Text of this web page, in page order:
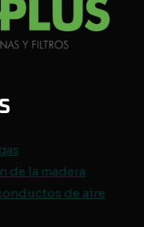
de la madera
de aire